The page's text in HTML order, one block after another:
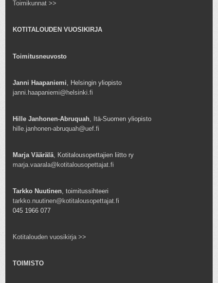
Toimikunnat >>
KOTITALOUDEN VUOSIKIRJA
Toimitusneuvosto
Janni Haapaniemi , Helsingin yliopisto
janni.haapaniemi@helsinki.fi
Hille Janhonen-Abruquah , Itä-Suomen yliopisto
hille.janhonen-abruquah@uef.fi
Marja Väärälä , Kotitalousopettajien liitto ry
marja.vaarala@kotitalousopettajat.fi
Tarkko Nuutinen , toimitussihteeri
tarkko.nuutinen@kotitalousopettajat.fi
045 1966 077
Kotitalouden vuosikirja >>
TOIMISTO